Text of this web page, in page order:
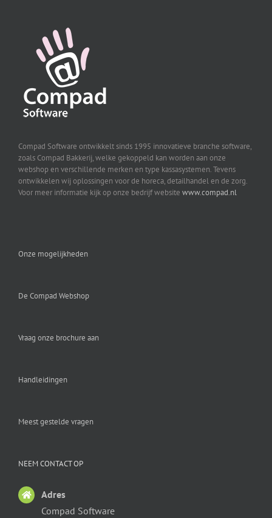
Compad Software ontwikkelt sinds 1995 innovatieve branche software,
zoals Compad Bakkerij, welke gekoppeld kan worden aan onze
webshop en verschillende merken en type kassasystemen. Tevens
ontwikkelen wij oplossingen voor de horeca, detailhandel en de zorg.
Voor meer informatie kijk op onze bedrijf website www.compad.nl
Onze mogelijkheden
De Compad Webshop
Vraag onze brochure aan
Handleidingen
Meest gestelde vragen
NEEM CONTACT OP
Adres
Compad Software